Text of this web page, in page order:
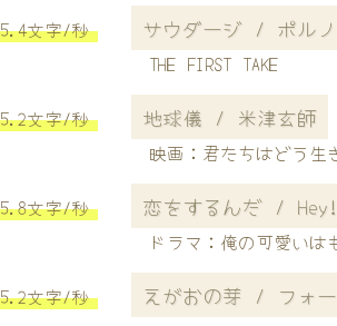
5.4文字/秒 サウダージ / ポルノ
THE FIRST TAKE
5.2文字/秒 地球儀 / 米津玄師
映画：君たちはどう生
5.8文字/秒 恋をするんだ /
ドラマ：俺の可愛い
5.2文字/秒 えがおの芽 / フォー